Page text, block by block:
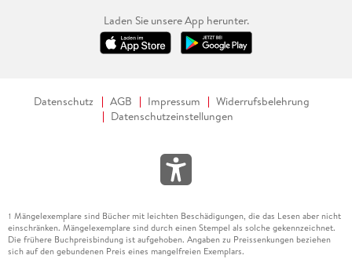
Laden Sie unsere App herunter.
Datenschutz AGB Impressum
Widerrufsbelehrung
Datenschutzeinstellungen
1 Mängelexemplare sind Bücher mit leichten Beschädigungen, die das Lesen aber nicht
einschränken. Mängelexemplare sind durch einen Stempel als solche gekennzeichnet.
Die frühere Buchpreisbindung ist aufgehoben. Angaben zu Preissenkungen beziehen
sich auf den gebundenen Preis eines mangelfreien Exemplars.